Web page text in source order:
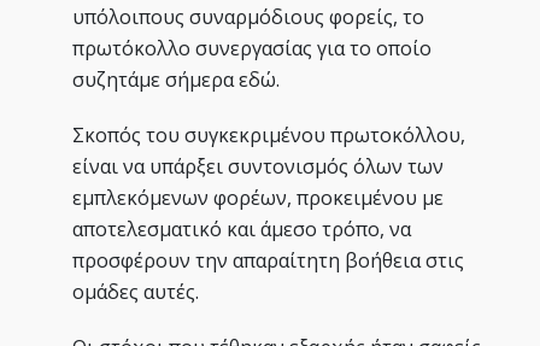
υπόλοιπους συναρμόδιους φορείς, το
πρωτόκολλο συνεργασίας για το οποίο
συζητάμε σήμερα εδώ.
Σκοπός του συγκεκριμένου πρωτοκόλλου,
είναι να υπάρξει συντονισμός όλων των
εμπλεκόμενων φορέων, προκειμένου με
αποτελεσματικό και άμεσο τρόπο, να
προσφέρουν την απαραίτητη βοήθεια στις
ομάδες αυτές.